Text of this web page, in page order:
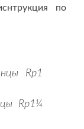
по
Rp1
Rp1¼